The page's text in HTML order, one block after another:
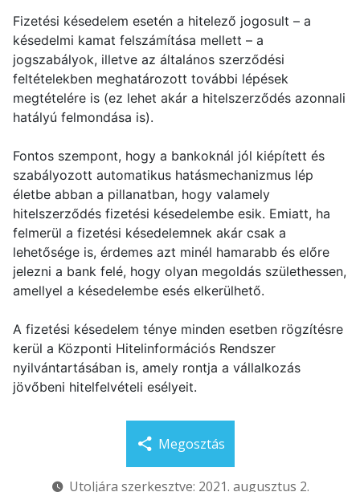
Fizetési késedelem esetén a hitelező jogosult – a
késedelmi kamat felszámítása mellett – a
jogszabályok, illetve az általános szerződési
feltételekben meghatározott további lépések
megtételére is (ez lehet akár a hitelszerződés azonnali
hatályú felmondása is).
Fontos szempont, hogy a bankoknál jól kiépített és
szabályozott automatikus hatásmechanizmus lép
életbe abban a pillanatban, hogy valamely
hitelszerződés fizetési késedelembe esik. Emiatt, ha
felmerül a fizetési késedelemnek akár csak a
lehetősége is, érdemes azt minél hamarabb és előre
jelezni a bank felé, hogy olyan megoldás születhessen,
amellyel a késedelembe esés elkerülhető.
A fizetési késedelem ténye minden esetben rögzítésre
kerül a Központi Hitelinformációs Rendszer
nyilvántartásában is, amely rontja a vállalkozás
jövőbeni hitelfelvételi esélyeit.
Megosztás
Utoljára szerkesztve: 2021. augusztus 2.